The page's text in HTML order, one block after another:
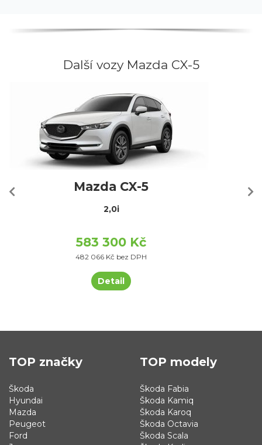
Další vozy Mazda CX-5
Mazda CX-5
2,0i
583 300 Kč
482 066 Kč bez DPH
Detail
TOP značky
Škoda
Hyundai
Mazda
Peugeot
Ford
TOP modely
Škoda Fabia
Škoda Kamiq
Škoda Karoq
Škoda Octavia
Škoda Scala